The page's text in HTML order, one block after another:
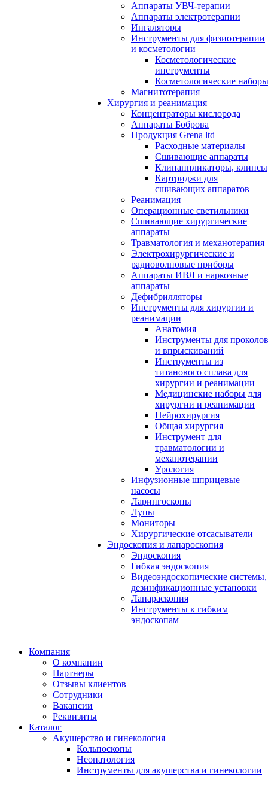
Аппараты УВЧ-терапии
Аппараты электротерапии
Ингаляторы
Инструменты для физиотерапии
и косметологии
Косметологические
инструменты
Косметологические наборы
Магнитотерапия
Хирургия и реанимация
Концентраторы кислорода
Аппараты Боброва
Продукция Grena ltd
Расходные материалы
Сшивающие аппараты
Клипаппликаторы, клипсы
Картриджи для
сшивающих аппаратов
Реанимация
Операционные светильники
Сшивающие хирургические
аппараты
Травматология и механотерапия
Электрохирургические и
радиоволновые приборы
Аппараты ИВЛ и наркозные
аппараты
Дефибрилляторы
Инструменты для хирургии и
реанимации
Анатомия
Инструменты для проколов
и впрыскиваний
Инструменты из
титанового сплава для
хирургии и реанимации
Медицинские наборы для
хирургии и реанимации
Нейрохирургия
Общая хирургия
Инструмент для
травматологии и
механотерапии
Урология
Инфузионные шприцевые
насосы
Ларингоскопы
Лупы
Мониторы
Хирургические отсасыватели
Эндоскопия и лапароскопия
Эндоскопия
Гибкая эндоскопия
Видеоэндоскопические системы,
дезинфикационные установки
Лапараскопия
Инструменты к гибким
эндоскопам
Компания
О компании
Партнеры
Отзывы клиентов
Сотрудники
Вакансии
Реквизиты
Каталог
Акушерство и гинекология
Кольпоскопы
Неонатология
Инструменты для акушерства и гинекологии